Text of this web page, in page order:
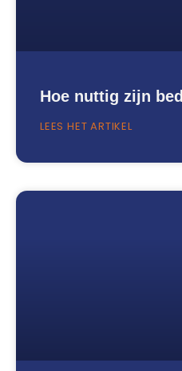
Hoe nuttig zijn
LEES HET ARTIKEL